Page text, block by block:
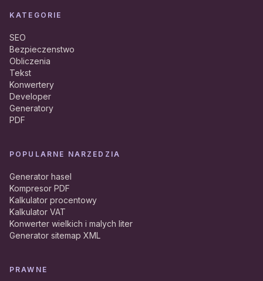
KATEGORIE
SEO
Bezpieczenstwo
Obliczenia
Tekst
Konwertery
Developer
Generatory
PDF
POPULARNE NARZEDZIA
Generator hasel
Kompresor PDF
Kalkulator procentowy
Kalkulator VAT
Konwerter wielkich i malych liter
Generator sitemap XML
PRAWNE